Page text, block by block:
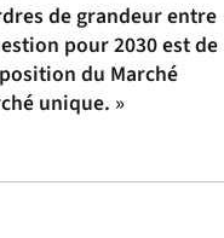
de grandeur entre
pour 2030 est de
du Marché
unique. »